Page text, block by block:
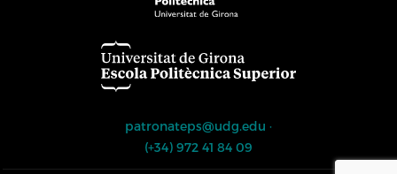
patronateps@udg.edu ·
(+34) 972 41 84 09